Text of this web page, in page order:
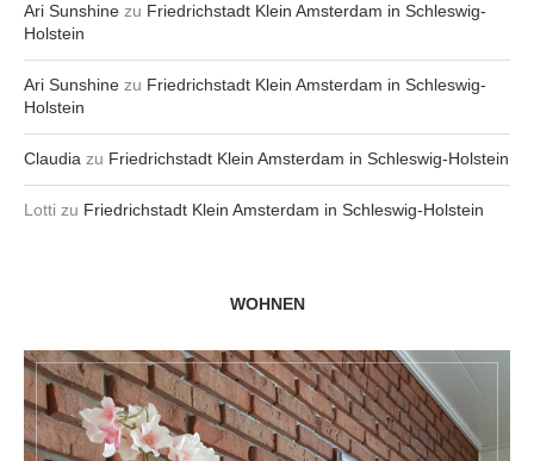
Ari Sunshine zu Friedrichstadt Klein Amsterdam in Schleswig-
Holstein
Ari Sunshine zu Friedrichstadt Klein Amsterdam in Schleswig-
Holstein
Claudia zu Friedrichstadt Klein Amsterdam in Schleswig-Holstein
Lotti zu Friedrichstadt Klein Amsterdam in Schleswig-Holstein
WOHNEN